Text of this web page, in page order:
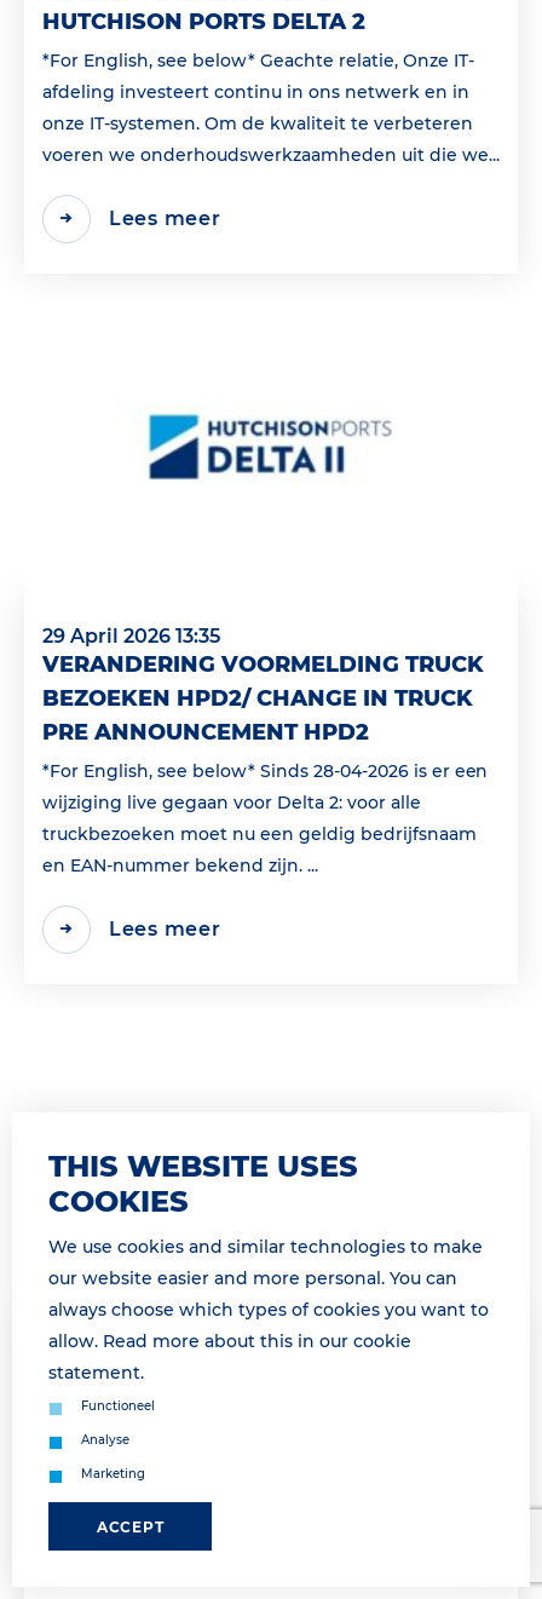
HUTCHISON PORTS DELTA 2
*For English, see below* Geachte relatie, Onze IT-
afdeling investeert continu in ons netwerk en in
onze IT-systemen. Om de kwaliteit te verbeteren
voeren we onderhoudswerkzaamheden uit die we...
Lees meer
29 April 2026 13:35
VERANDERING VOORMELDING TRUCK
BEZOEKEN HPD2/ CHANGE IN TRUCK
PRE ANNOUNCEMENT HPD2
*For English, see below* Sinds 28-04-2026 is er een
wijziging live gegaan voor Delta 2: voor alle
truckbezoeken moet nu een geldig bedrijfsnaam
en EAN‑nummer bekend zijn. ...
Lees meer
20 April 2026 11:59
IT OUTAGE DINSDAG 21 APRIL/ IT
OUTAGE TUESDAY APRIL 21ST
HUTCHISON PORTS DELTA 2
*For English, see below* Geachte relatie, Onze IT-
THIS WEBSITE USES
COOKIES
We use cookies and similar technologies to make
our website easier and more personal. You can
always choose which types of cookies you want to
allow. Read more about this in our cookie
statement.
Functioneel
Analyse
Marketing
ACCEPT